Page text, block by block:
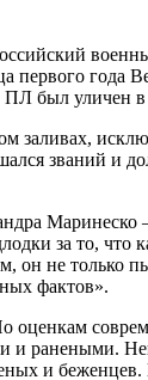
первого года
был уличен в
заливах,
званий и
Маринеско
за то, что
он не только
фактов».
оценкам
и ранеными.
и